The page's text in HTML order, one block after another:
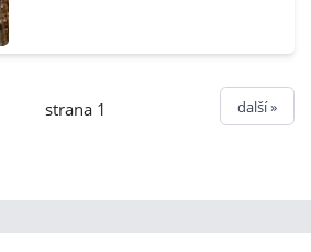
strana 1 další »